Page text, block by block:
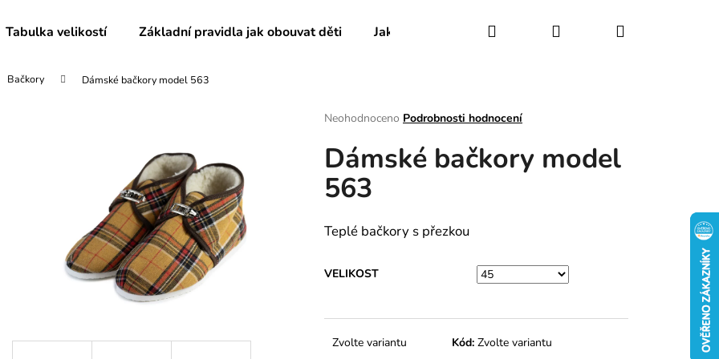
Tabulka velikostí Základní pravidla jak obouvat děti Jak udržovat obuv Certifikáty Kontakty
Hledat PřihlášeníNákupní
Bačkory Dámské bačkory model 563
Průměrné
produktu
je
0,0
z
hvězdiček.
Neohodnoceno Podrobnosti hodnocení
Dámské bačkory model
563
Teplé bačkory s přezkou
VELIKOST
Zvolte variantu Kód: Zvolte variantu
Co potřebujete najít?
Doporučujeme
DĚTSKÉ BAČKORY MODEL 025 DĚTSKÉ BAČKORY MODEL 025